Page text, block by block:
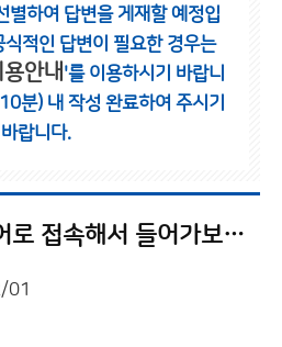
별하여 답변을 게재할 예정입
적인 답변이 필요한 경우는
안내 '를 이용하시기 바랍니
분) 내 작성 완료하여 주시기
바랍니다.
기상청 홈피 외국어로 접속해서 들어가보니 또 다른 좋은 정보 많군요
01